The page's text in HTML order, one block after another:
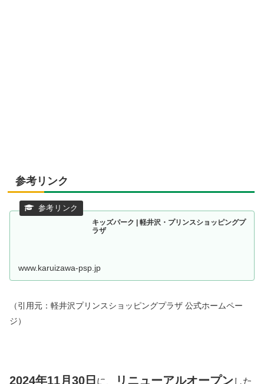
参考リンク
キッズパーク | 軽井沢・プリンスショッピングプ
ラザ
www.karuizawa-psp.jp
（引用元：軽井沢プリンスショッピングプラザ 公式ホームペー
ジ）
2024年11月30日 に、 リニューアルオープン した